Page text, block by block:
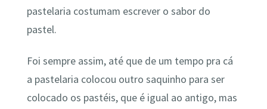
pastelaria costumam escrever o sabor do
pastel.
Foi sempre assim, até que de um tempo pra cá
a pastelaria colocou outro saquinho para ser
colocado os pastéis, que é igual ao antigo, mas